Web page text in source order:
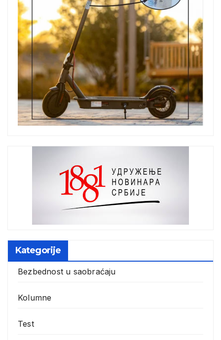
Kategorije
Bezbednost u saobraćaju
Kolumne
Test